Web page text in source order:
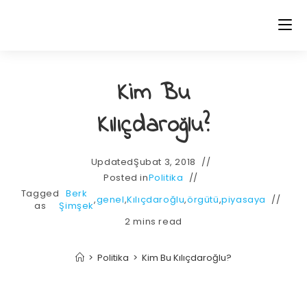
Kim Bu
Kılıçdaroğlu?
UpdatedŞubat 3, 2018
Posted inPolitika
Tagged
as
Berk
Şimşek,genel,Kılıçdaroğlu,örgütü,piyasaya
2 mins read
> Politika > Kim Bu Kılıçdaroğlu?